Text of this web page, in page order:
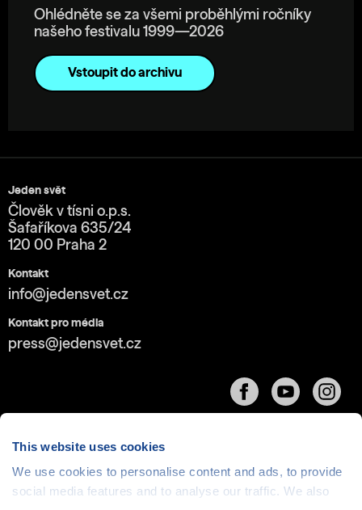
This website uses cookies
We use cookies to personalise content and ads, to provide
social media features and to analyse our traffic. We also
Ohlédněte se za všemi proběhlými ročníky
našeho festivalu 1999—2026
Vstoupit do archivu
Jeden svět
Člověk v tísni o.p.s.
Šafaříkova 635/24
120 00 Praha 2
Kontakt
info@jedensvet.cz
Kontakt pro média
press@jedensvet.cz
Cookies| © 1999-2026 Člověk v tísni o.p.s., web běží